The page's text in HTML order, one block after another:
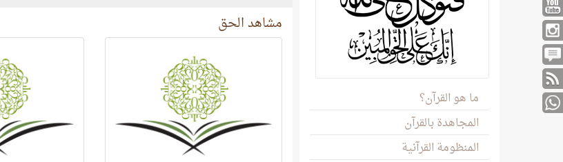
ما هو القرآن؟
المجاهدة بالقرآن
المنظومة القرآنية
مشاهد الحق